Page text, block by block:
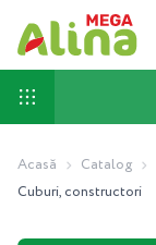
Acasă Catalog
Cuburi, constructori